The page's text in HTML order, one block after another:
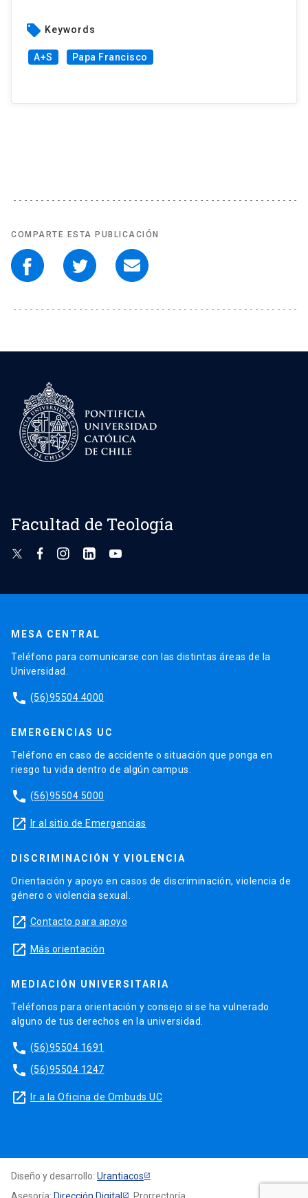
local_offer Keywords
A+S Papa Francisco
COMPARTE ESTA PUBLICACIÓN
Facultad de Teología
MESA CENTRAL
Teléfono para comunicarse con las distintas áreas de la
Universidad.
phone (56)95504 4000
EMERGENCIAS UC
Teléfono en caso de accidente o situación que ponga en
riesgo tu vida dentro de algún campus.
phone (56)95504 5000
launch Ir al sitio de Emergencias
DISCRIMINACIÓN Y VIOLENCIA
Orientación y apoyo en casos de discriminación, violencia de
género o violencia sexual.
launch Contacto para apoyo
launch Más orientación
MEDIACIÓN UNIVERSITARIA
Teléfonos para orientación y consejo si se ha vulnerado
alguno de tus derechos en la universidad.
phone (56)95504 1691
phone (56)95504 1247
launch Ir a la Oficina de Ombuds UC
Diseño y desarrollo: Urantiacos